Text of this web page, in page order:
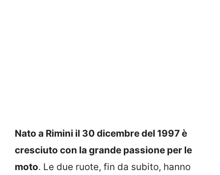
Nato a Rimini il 30 dicembre del 1997 è
cresciuto con la grande passione per le
moto. Le due ruote, fin da subito, hanno